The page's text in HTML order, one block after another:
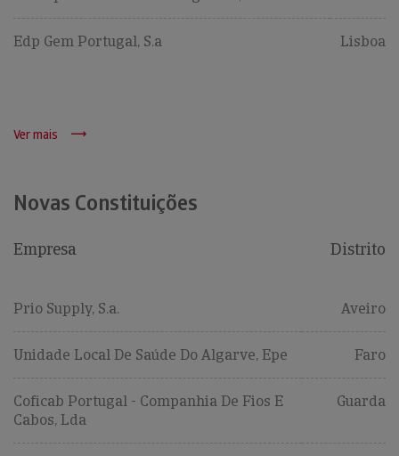
Edp Gem Portugal, S.a Lisboa
Ver mais
Novas Constituições
Empresa Distrito
Prio Supply, S.a. Aveiro
Unidade Local De Saúde Do Algarve, Epe Faro
Coficab Portugal - Companhia De Fios E
Cabos, Lda
Guarda